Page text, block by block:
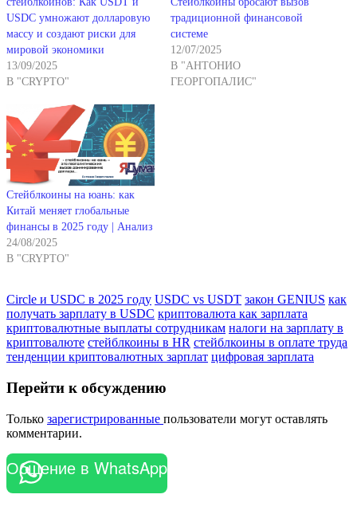
USDC умножают долларовую
массу и создают риски для
мировой экономики
13/09/2025
В "CRYPTO"
традиционной финансовой
системе
12/07/2025
В "АНТОНИО
ГЕОРГОПАЛИС"
Стейблкоины на юань: как
Китай меняет глобальные
финансы в 2025 году | Анализ
24/08/2025
В "CRYPTO"
Circle и USDC в 2025 году USDC vs USDT закон GENIUS как
получать зарплату в USDC криптовалюта как зарплата
криптовалютные выплаты сотрудникам налоги на зарплату в
криптовалюте стейблкоины в HR стейблкоины в оплате труда
тенденции криптовалютных зарплат цифровая зарплата
Перейти к обсуждению
Только зарегистрированные пользователи могут оставлять
комментарии.
Общение в WhatsApp